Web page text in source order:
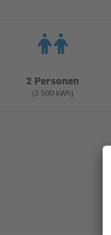
2 Personen
(2.500 kWh)